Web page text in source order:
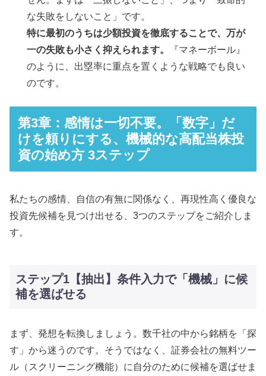
な失敗をしないこと」です。
特に最初のうちは少額投資を徹底することで、万が
一の失敗も小さく抑えられます。
『マネーボール』
のように、出塁率に重点を置くような戦略でも良い
のです。
第3章：感情は一切不要。「数字」だ
けを頼りにする、機械的な高配当株投
資の始め方 3ステップ
私たちの感情、自信の有無に関係なく、再現性高く優良な
投資先候補を見つけ出せる、3つのステップをご紹介しま
す。
ステップ1【抽出】条件入力で「機械」に候
補を選ばせる
まず、発想を転換しましょう。数千社の中から銘柄を「探
す」から迷うのです。そうではなく、証券会社の無料ツー
ル（スクリーニング機能）に自分のために候補を選ばせま